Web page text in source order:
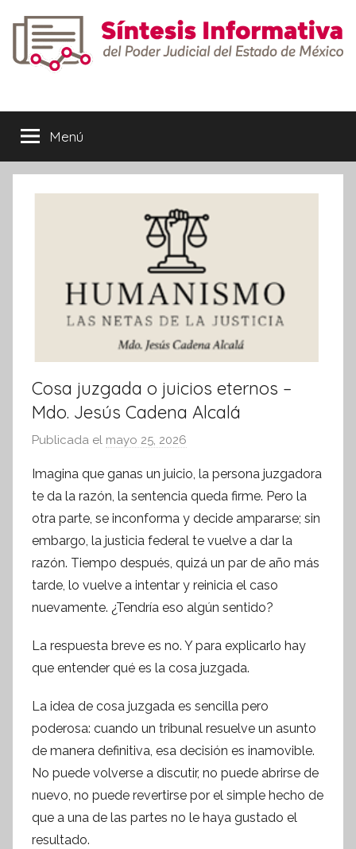
contenido
Menú
Cosa juzgada o juicios eternos –
Mdo. Jesús Cadena Alcalá
Publicada el mayo 25, 2026
r
S
í
n
t
e
s
s
I
f
o
r
m
a
t
Imagina que ganas un juicio, la persona juzgadora
te da la razón, la sentencia queda firme. Pero la
otra parte, se inconforma y decide ampararse; sin
embargo, la justicia federal te vuelve a dar la
razón. Tiempo después, quizá un par de año más
tarde, lo vuelve a intentar y reinicia el caso
nuevamente. ¿Tendría eso algún sentido?
La respuesta breve es no. Y para explicarlo hay
que entender qué es la cosa juzgada.
La idea de cosa juzgada es sencilla pero
poderosa: cuando un tribunal resuelve un asunto
de manera definitiva, esa decisión es inamovible.
No puede volverse a discutir, no puede abrirse de
nuevo, no puede revertirse por el simple hecho de
que a una de las partes no le haya gustado el
resultado.